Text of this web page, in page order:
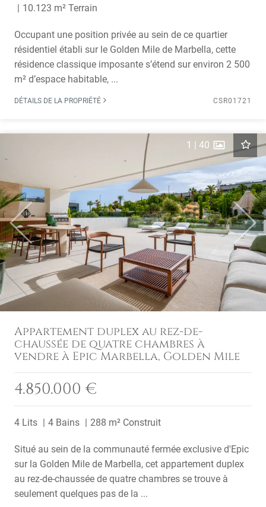
10.123 m² Terrain
Occupant une position privée au sein de ce quartier
résidentiel établi sur le Golden Mile de Marbella, cette
résidence classique imposante s’étend sur environ 2 500
m² d’espace habitable, ...
DÉTAILS DE LA PROPRIÉTÉ CSR01721
Previous Next
1 | 40
Appartement duplex au rez-de-
chaussée de quatre chambres à
vendre à Epic Marbella, Golden Mile
4.850.000 €
4 Lits 4 Bains 288 m² Construit
Situé au sein de la communauté fermée exclusive d'Epic
sur la Golden Mile de Marbella, cet appartement duplex
au rez-de-chaussée de quatre chambres se trouve à
seulement quelques pas de la ...